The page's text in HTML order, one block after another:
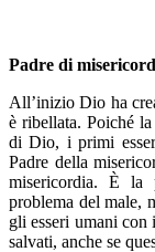
Padre di
All’inizio Dio ha
è ribellata. Poiché
di Dio, i primi
Padre della
misericordia. È la
problema del male,
gli esseri umani
salvati, anche se